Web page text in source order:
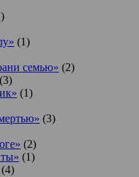
(1)
семью» (2)
(3)
(1)
(3)
(2)
(1)
(4)